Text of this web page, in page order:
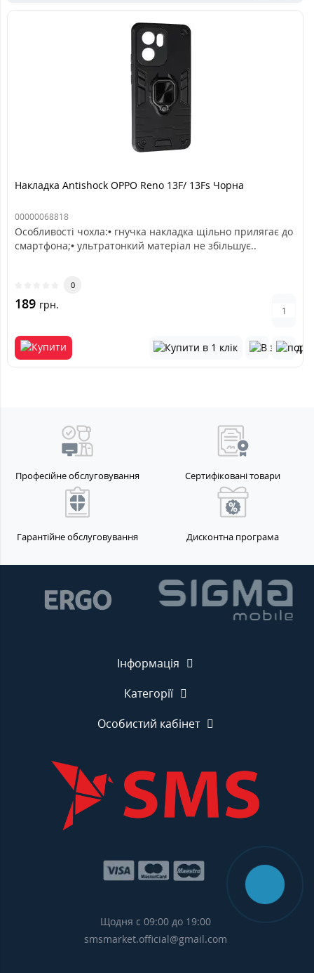
Накладка Antishock OPPO Reno 13F/ 13Fs Чорна
00000068818
Особливості чохла:• гнучка накладка щільно прилягає до
смартфона;• ультратонкий матеріал не збільшує..
0
189 грн.
Професійне обслуговування Сертифіковані товари
Гарантійне обслуговування Дисконтна програма
Інформація
Категорії
Особистий кабінет
Щодня с 09:00 до 19:00
smsmarket.official@gmail.com